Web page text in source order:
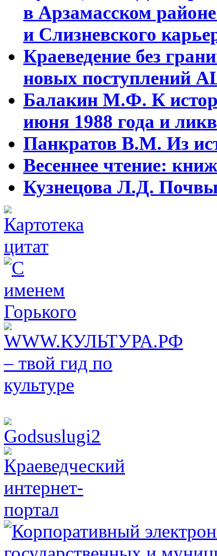
в Арзамасском
и Слизневского
Краеведение без
новых поступлений
Балакин М.Ф. К
июня 1988 года и
Панкратов В.М. Из
Весеннее чтение:
Кузнецова Л.Д. Почвы